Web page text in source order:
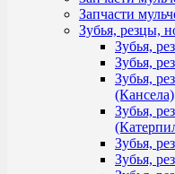
Запчасти
Зубья, резцы,
Зубья,
Зубья,
Зубья,
(Кансела)
Зубья,
Зубья,
Зубья,